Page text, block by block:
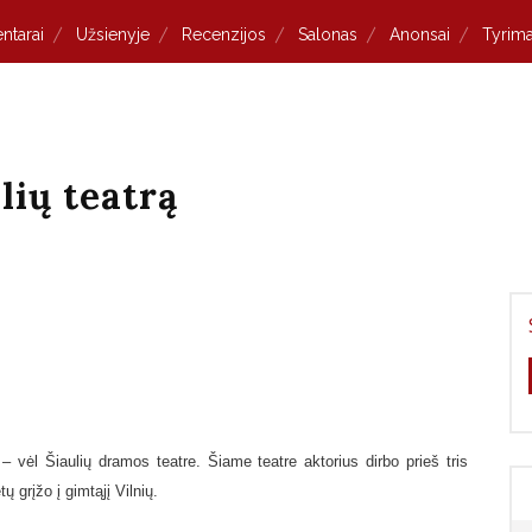
Užsienyje Recenzijos Salonas Anonsai
teatrą
vėl Šiaulių dramos teatre. Šiame teatre aktorius dirbo prieš tris
grįžo į gimtąjį Vilnių.